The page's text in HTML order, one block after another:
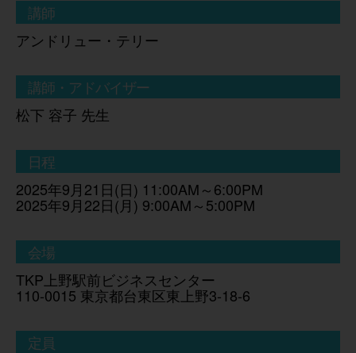
講師
アンドリュー・テリー
講師・アドバイザー
松下 容子 先生
日程
2025年9月21日(日) 11:00AM～6:00PM
2025年9月22日(月) 9:00AM～5:00PM
会場
TKP上野駅前ビジネスセンター
110-0015 東京都台東区東上野3-18-6
定員